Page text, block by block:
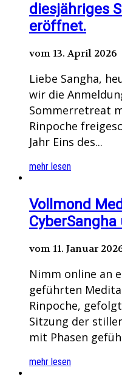
diesjähriges
eröffnet.
vom 13. April 2026
Liebe Sangha,
wir die
Sommerretreat
Rinpoche
Jahr Eins des...
mehr lesen
Vollmond
vom 11. Januar
Nimm online an
geführten
Rinpoche,
Sitzung der
mit Phasen
mehr lesen